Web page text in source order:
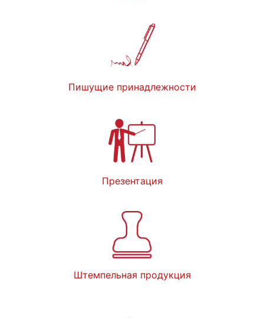
Пишущие принадлежности
Презентация
Штемпельная продукция